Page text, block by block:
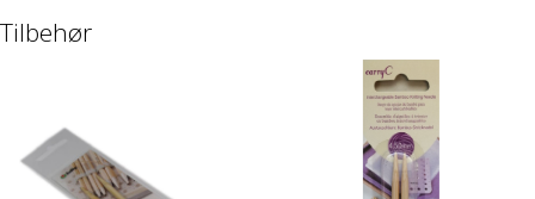
Tilbehør